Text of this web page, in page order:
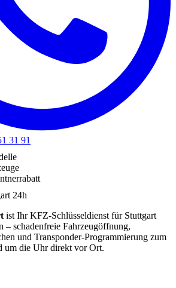
31 91
24h
ist Ihr KFZ-Schlüsseldienst für Stuttgart
– schadenfreie Fahrzeugöffnung,
und Transponder-Programmierung zum
um die Uhr direkt vor Ort.